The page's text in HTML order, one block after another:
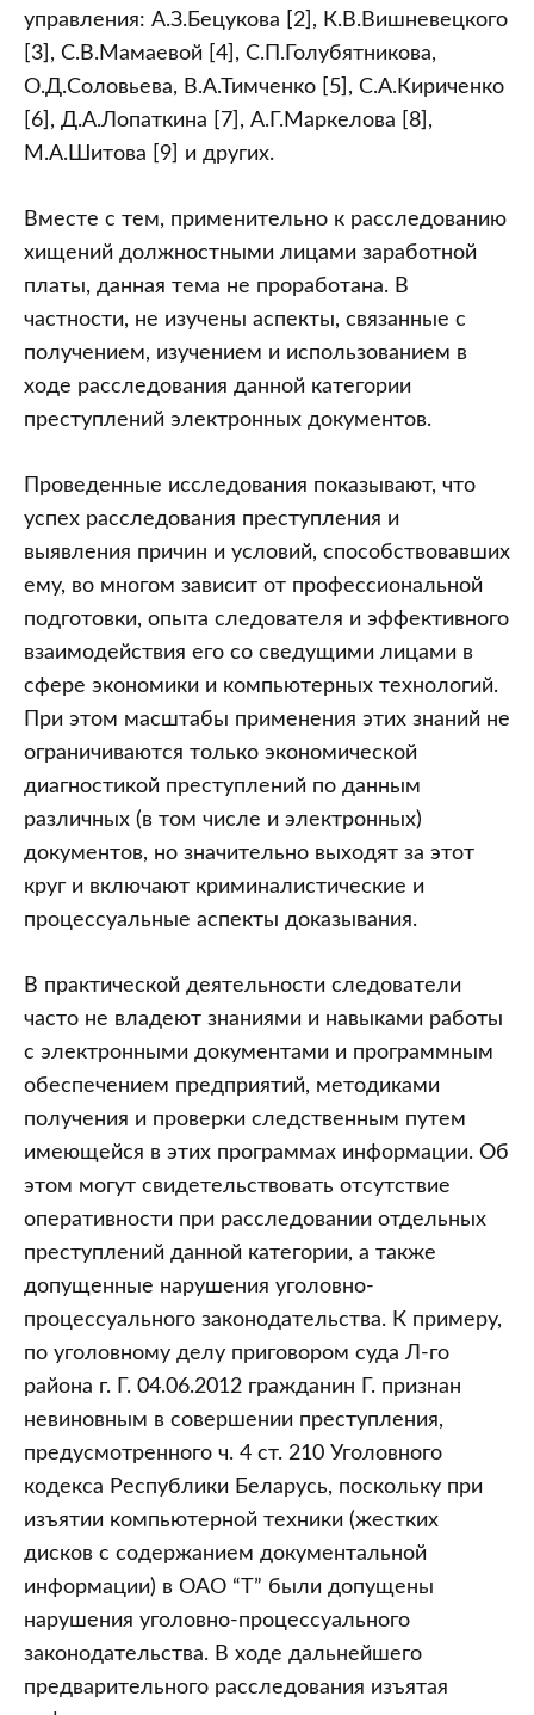
управления: А.З.Бецукова [2], К.В.Вишневецкого
[3], С.В.Мамаевой [4], С.П.Голубятникова,
О.Д.Соловьева, В.А.Тимченко [5], С.А.Кириченко
[6], Д.А.Лопаткина [7], А.Г.Маркелова [8],
М.А.Шитова [9] и других.
Вместе с тем, применительно к расследованию
хищений должностными лицами заработной
платы, данная тема не проработана. В
частности, не изучены аспекты, связанные с
получением, изучением и использованием в
ходе расследования данной категории
преступлений электронных документов.
Проведенные исследования показывают, что
успех расследования преступления и
выявления причин и условий, способствовавших
ему, во многом зависит от профессиональной
подготовки, опыта следователя и эффективного
взаимодействия его со сведущими лицами в
сфере экономики и компьютерных технологий.
При этом масштабы применения этих знаний не
ограничиваются только экономической
диагностикой преступлений по данным
различных (в том числе и электронных)
документов, но значительно выходят за этот
круг и включают криминалистические и
процессуальные аспекты доказывания.
В практической деятельности следователи
часто не владеют знаниями и навыками работы
с электронными документами и программным
обеспечением предприятий, методиками
получения и проверки следственным путем
имеющейся в этих программах информации. Об
этом могут свидетельствовать отсутствие
оперативности при расследовании отдельных
преступлений данной категории, а также
допущенные нарушения уголовно-
процессуального законодательства. К примеру,
по уголовному делу приговором суда Л-го
района г. Г. 04.06.2012 гражданин Г. признан
невиновным в совершении преступления,
предусмотренного ч. 4 ст. 210 Уголовного
кодекса Республики Беларусь, поскольку при
изъятии компьютерной техники (жестких
дисков с содержанием документальной
информации) в ОАО “Т” были допущены
нарушения уголовно-процессуального
законодательства. В ходе дальнейшего
предварительного расследования изъятая